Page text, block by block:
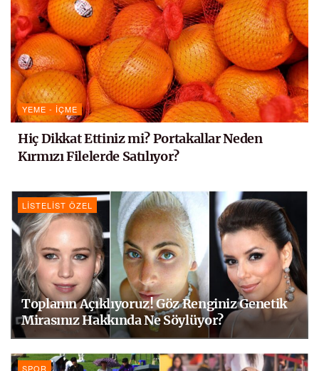
YEME - İÇME
Hiç Dikkat Ettiniz mi? Portakallar Neden
Kırmızı Filelerde Satılıyor?
LISTELIST ÖZEL
Toplanın Açıklıyoruz! Göz Renginiz Genetik
Mirasınız Hakkında Ne Söylüyor?
SPOR